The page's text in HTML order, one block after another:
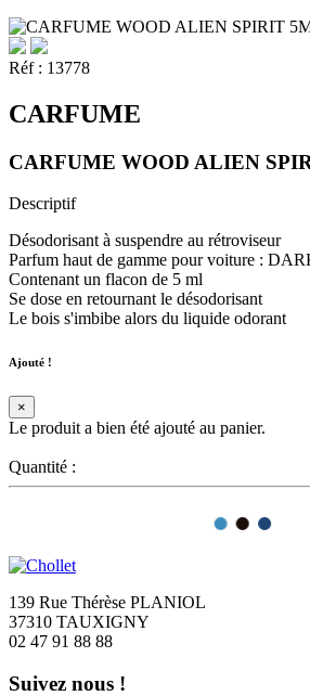
Réf : 13778
CARFUME
CARFUME WOOD ALIEN
Descriptif
Désodorisant à suspendre au rétroviseur
Parfum haut de gamme pour voiture :
Contenant un flacon de 5 ml
Se dose en retournant le désodorisant
Le bois s'imbibe alors du liquide odorant
Ajouté !
×
Le produit a bien été ajouté au panier.
Quantité :
139 Rue Thérèse PLANIOL
37310 TAUXIGNY
02 47 91 88 88
Suivez nous !